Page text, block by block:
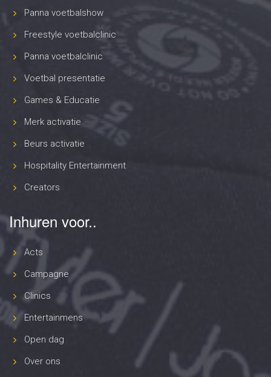
Panna voetbalshow
Freestyle voetbalclinic
Panna voetbalclinic
Voetbal presentatie
Games & Educatie
Merk activatie
Beurs activatie
Hospitality Entertainment
Creators
Inhuren voor..
Acts
Campagne
Clinics
Entertainmens
Open dag
Over ons